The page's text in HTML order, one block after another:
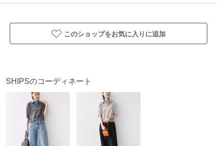
送料無料
（税込5,000円以上ご購入で送料無料）
性別タイプ メンズ
カテゴリ ポロシャツ
コットン65%、ポリエステル35%
製造国 詳細は下記よりお問い合わせください
このショップをお気に入りに追加
SHIPSのコーディネート